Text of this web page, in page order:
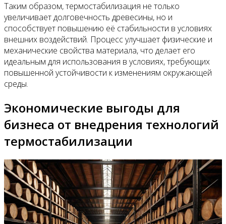
Таким образом, термостабилизация не только
увеличивает долговечность древесины, но и
способствует повышению её стабильности в условиях
внешних воздействий. Процесс улучшает физические и
механические свойства материала, что делает его
идеальным для использования в условиях, требующих
повышенной устойчивости к изменениям окружающей
среды.
Экономические выгоды для
бизнеса от внедрения технологий
термостабилизации